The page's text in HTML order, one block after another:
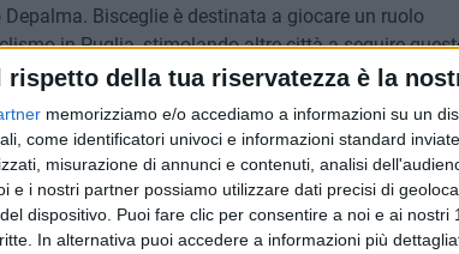
rispetto della tua riservatezza è la
memorizziamo e/o accediamo a informazioni su un
come identificatori univoci e informazioni standard
misurazione di annunci e contenuti, analisi
e i nostri partner possiamo utilizzare dati precisi di
dispositivo. Puoi fare clic per consentire a noi e ai
In alternativa puoi accedere a informazioni più
Bisceglie è destinata a giocare un ruolo
in Puglia, stimolando altre città a seguire
unita, determinata e motivata a valorizzare il
di crescita per giovani atleti e di promozione